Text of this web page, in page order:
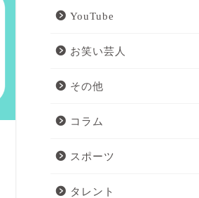
YouTube
お笑い芸人
その他
コラム
スポーツ
タレント